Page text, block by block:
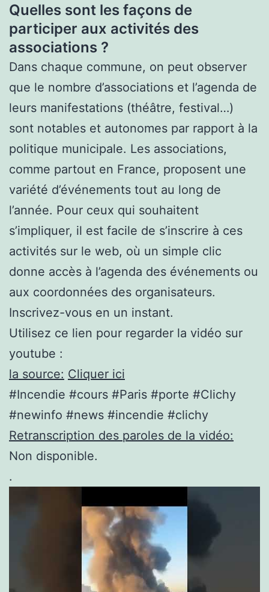
Quelles sont les façons de
participer aux activités des
associations ?
Dans chaque commune, on peut observer
que le nombre d’associations et l’agenda de
leurs manifestations (théâtre, festival…)
sont notables et autonomes par rapport à la
politique municipale. Les associations,
comme partout en France, proposent une
variété d’événements tout au long de
l’année. Pour ceux qui souhaitent
s’impliquer, il est facile de s’inscrire à ces
activités sur le web, où un simple clic
donne accès à l’agenda des événements ou
aux coordonnées des organisateurs.
Inscrivez-vous en un instant.
Utilisez ce lien pour regarder la vidéo sur
youtube :
la source: Cliquer ici
#Incendie #cours #Paris #porte #Clichy
#newinfo #news #incendie #clichy
Retranscription des paroles de la vidéo:
Non disponible.
.